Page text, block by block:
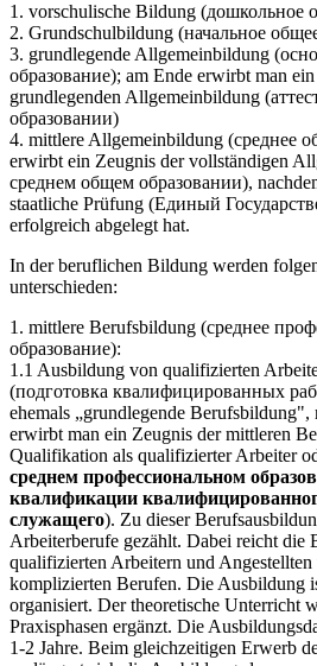
1. vorschulische Bildung (дошкольное
2. Grundschulbildung (начальное
3. grundlegende Allgemeinbildung
образование); am Ende erwirbt man
grundlegenden Allgemeinbildung
образовании)
4. mittlere Allgemeinbildung (среднее
erwirbt ein Zeugnis der vollständigen
среднем общем образовании),
staatliche Prüfung (Единый
erfolgreich abgelegt hat.
In der beruflichen Bildung werden
unterschieden:
1. mittlere Berufsbildung (среднее
образование):
1.1 Ausbildung von qualifizierten
(подготовка квалифицированных
ehemals „grundlegende
erwirbt man ein Zeugnis der mittleren
Qualifikation als qualifizierter Arbeiter
среднем профессиональном
квалификации
служащего). Zu dieser
Arbeiterberufe gezählt. Dabei reicht die
qualifizierten Arbeitern und
komplizierten Berufen. Die Ausbildung
organisiert. Der theoretische Unterricht
Praxisphasen ergänzt. Die
1-2 Jahre. Beim gleichzeitigen Erwerb